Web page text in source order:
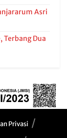
Asri
Terbang Dua
Privasi